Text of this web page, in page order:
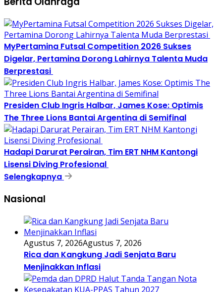
MyPertamina Futsal Competition 2026 Sukses
Digelar, Pertamina Dorong Lahirnya Talenta Muda
Berprestasi
Presiden Club Ingris Halbar, James Kose: Optimis
The Three Lions Bantai Argentina di Semifinal
Hadapi Darurat Perairan, Tim ERT NHM Kantongi
Lisensi Diving Profesional
Selengkapnya
Nasional
Agustus 7, 2026Agustus 7, 2026
Rica dan Kangkung Jadi Senjata Baru
Menjinakkan Inflasi